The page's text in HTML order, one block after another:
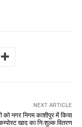
NEXT ARTICLE
को नगर निगम काशीपुर में किया
खाद का निःशुल्क वितरण